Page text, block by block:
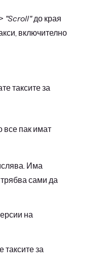
"Scroll"до края
включително
таксите за
все пак имат
Има
сами да
на
за